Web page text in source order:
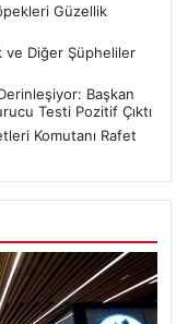
Güzellik
ve Diğer Şüpheliler
Başkan
Testi Pozitif Çıktı
Komutanı Rafet